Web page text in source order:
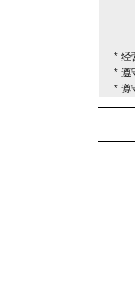
* 经
* 遵
* 遵